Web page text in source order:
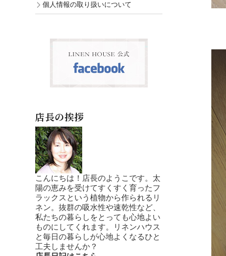
個人情報の取り扱いについて
店長の挨拶
こんにちは！店長のようこです。太
陽の恵みを受けてすくすく育ったフ
ラックスという植物から作られるリ
ネン。抜群の吸水性や速乾性など、
私たちの暮らしをとっても心地よい
ものにしてくれます。リネンハウス
と毎日の暮らしが心地よくなるひと
工夫しませんか？